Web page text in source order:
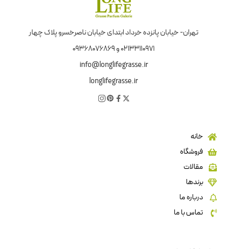
تهران- خیابان پانزده خرداد ابتدای خیابان ناصرخسرو پلاک چهار
02133110971 و 09368076869
info@longlifegrasse.ir
longlifegrasse.ir
خانه
فروشگاه
مقالات
برندها
درباره ما
تماس با ما